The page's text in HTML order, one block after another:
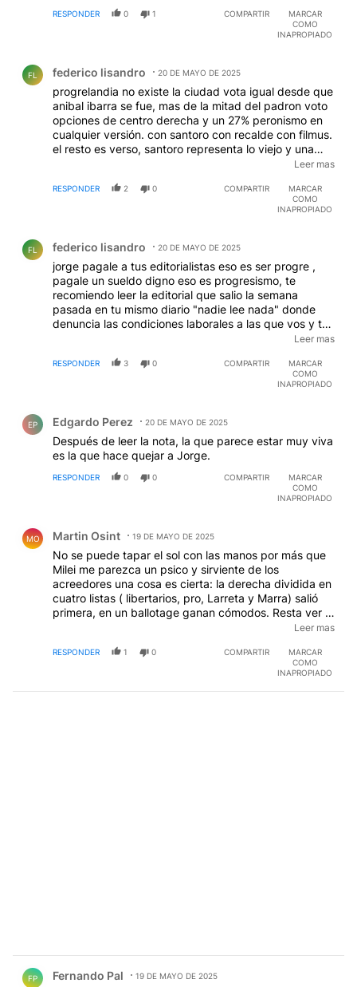
RESPONDER 0 1 COMPARTIR
MARCAR
COMO
INAPROPIADO
FL federico lisandro 20 DE MAYO DE 2025
progrelandia no existe la ciudad vota igual desde que
anibal ibarra se fue, mas de la mitad del padron voto
opciones de centro derecha y un 27% peronismo en
cualquier versión. con santoro con recalde con filmus.
el resto es verso, santoro representa lo viejo y una
generación j que nació políticamente amañada, es lo
esposo de cecilia moreau ex yerno de leopoldo intimo
amigo de alberto fernadez, un cuit invicto como dice
representa , el radicalismo porteño esta liderado por
un pibe sin tradicion un kirchnerista que solo esta
donde esta sostenido por la caja de la uba, por
yacobitti y por franja morada. y el pro cambiemos
destrozo las ideas que lo sostenían una gestión
desastrosa estos dos años una ciudad sucia una
cantidad obscena de gastos superfluos, un jefe de
de la representatividad y una campaña entre insulsa y
desastrosa , tienen que agradecer no haber quedado
Leer mas
RESPONDER 2 0 COMPARTIR
MARCAR
COMO
INAPROPIADO
FL federico lisandro 20 DE MAYO DE 2025
jorge pagale a tus editorialistas eso es ser progre ,
pagale un sueldo digno eso es progresismo, te
recomiendo leer la editorial que salio la semana
pasada en tu mismo diario "nadie lee nada" donde
denuncia las condiciones laborales a las que vos y tu
empresa somete a los periodistas. 50000 mil pesos
adeudado, mientras vos vivis como un bacan,
Leer mas
RESPONDER 3 0 COMPARTIR
MARCAR
COMO
INAPROPIADO
EP Edgardo Perez 20 DE MAYO DE 2025
Después de leer la nota, la que parece estar muy viva
es la que hace quejar a Jorge.
RESPONDER 0 0 COMPARTIR
MARCAR
COMO
INAPROPIADO
MO Martin Osint 19 DE MAYO DE 2025
No se puede tapar el sol con las manos por más que
Milei me parezca un psico y sirviente de los
acreedores una cosa es cierta: la derecha dividida en
cuatro listas ( libertarios, pro, Larreta y Marra) salió
primera, en un ballotage ganan cómodos. Resta ver la
provincia si sigue siendo un bastión K o no. Mientras
libertarios y K ( voto en blanco).
Leer mas
RESPONDER 1 0 COMPARTIR
MARCAR
COMO
INAPROPIADO
FP Fernando Pal 19 DE MAYO DE 2025